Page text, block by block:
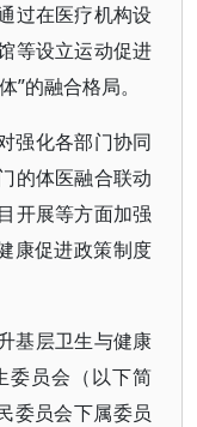
过在医疗机构设
等设立运动促进
的融合格局。
强化各部门协同
的体医融合联动
开展等方面加强
康促进政策制度
基层卫生与健康
委员会（以下简
委员会下属委员